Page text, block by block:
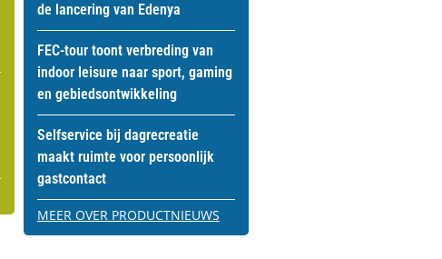
de lancering van Edenya
FEC-tour toont verbreding van
indoor leisure naar sport, gaming
en gebiedsontwikkeling
Selfservice bij dagrecreatie
maakt ruimte voor persoonlijk
gastcontact
MEER OVER PRODUCTNIEUWS